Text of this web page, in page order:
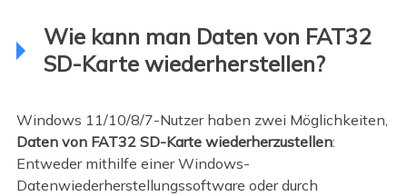
Wie kann man Daten von FAT32
SD-Karte wiederherstellen?
Windows 11/10/8/7-Nutzer haben zwei Möglichkeiten,
Daten von FAT32 SD-Karte wiederherzustellen:
Entweder mithilfe einer Windows-
Datenwiederherstellungssoftware oder durch